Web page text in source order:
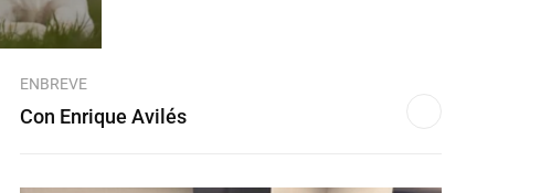
ENBREVE
Con Enrique Avilés